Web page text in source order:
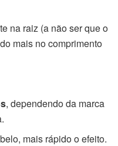
na raiz (a não ser que o
mais no comprimento
, dependendo da marca
mais rápido o efeito.